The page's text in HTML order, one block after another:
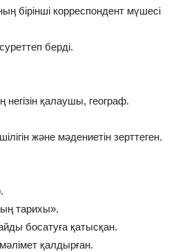
бірінші корреспондент мүшесі
берді.
қалаушы, географ.
және мәдениетін зерттеген.
тарихы».
босатуға қатысқан.
қалдырған.